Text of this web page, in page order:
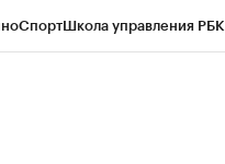
СпортШкола управления РБК